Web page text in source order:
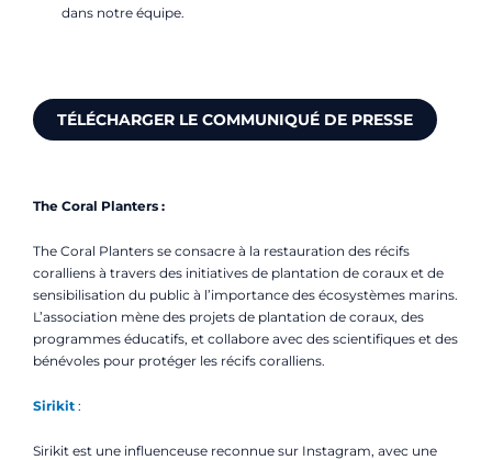
dans notre équipe.
TÉLÉCHARGER LE COMMUNIQUÉ DE PRESSE
The Coral Planters :
The Coral Planters se consacre à la restauration des récifs
coralliens à travers des initiatives de plantation de coraux et de
sensibilisation du public à l’importance des écosystèmes marins.
L’association mène des projets de plantation de coraux, des
programmes éducatifs, et collabore avec des scientifiques et des
bénévoles pour protéger les récifs coralliens.
Sirikit :
Sirikit est une influenceuse reconnue sur Instagram, avec une